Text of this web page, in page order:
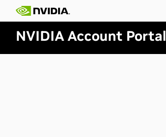
NVIDIA Account Portal